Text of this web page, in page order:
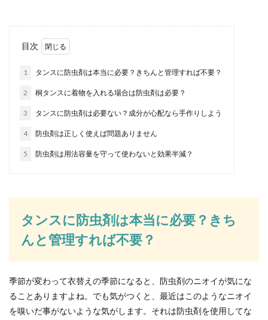
キッズ向け簡単に作れて可愛らしいヘ
お子様用のヘアゴムはいろいろと可愛いものがあ
って、幼稚園や保育園に毎日違うものを付けてい
きたいと言う...
雑誌の付録がコスメポーチだった！こ
れは買うしかない
一昔前は雑誌の付録といえば、子供向けの紙細工
が出来るものが当たり前でしたが、今では付録に
カバンやリッ...
備と商品化される道のり
アイデアの商品化を企業に売り込みたいと思った
目次
1 タンスに防虫剤は本当に必要？きちんと管理すれば不要？
2 桐タンスに着物を入れる場合は防虫剤は必要？
3 タンスに防虫剤は必要ない？成分が心配なら手作りしよう
4 防虫剤は正しく使えば問題ありません
5 防虫剤は用法容量を守って使わないと効果半減？
タンスに防虫剤は本当に必要？きち
んと管理すれば不要？
季節が変わって衣替えの季節になると、防虫剤のニオイが気にな
ることありますよね。でも気がつくと、最近はこのようなニオイ
を嗅いだ事がないような気がします。それは防虫剤を使用してな